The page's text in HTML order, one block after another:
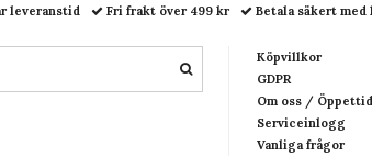
leveranstid Fri frakt över 499 kr Betala säkert
Köpvillkor
GDPR
Om oss /
Serviceinlogg
Vanliga frågor